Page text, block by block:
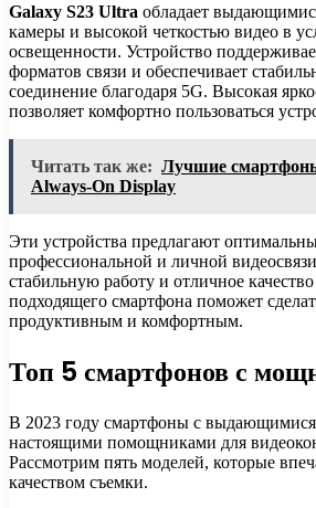
Galaxy S23 Ultra обладает
камеры и высокой четкостью видео в
освещенности. Устройство
форматов связи и обеспечивает
соединение благодаря 5G. Высокая
позволяет комфортно пользоваться
Читать так же: Лучшие
Always-On Display
Эти устройства предлагают
профессиональной и личной
стабильную работу и отличное
подходящего смартфона поможет
продуктивным и комфортным.
Топ 5 смартфонов с
В 2023 году смартфоны с выдающимися
настоящими помощниками для
Рассмотрим пять моделей, которые
качеством съемки.